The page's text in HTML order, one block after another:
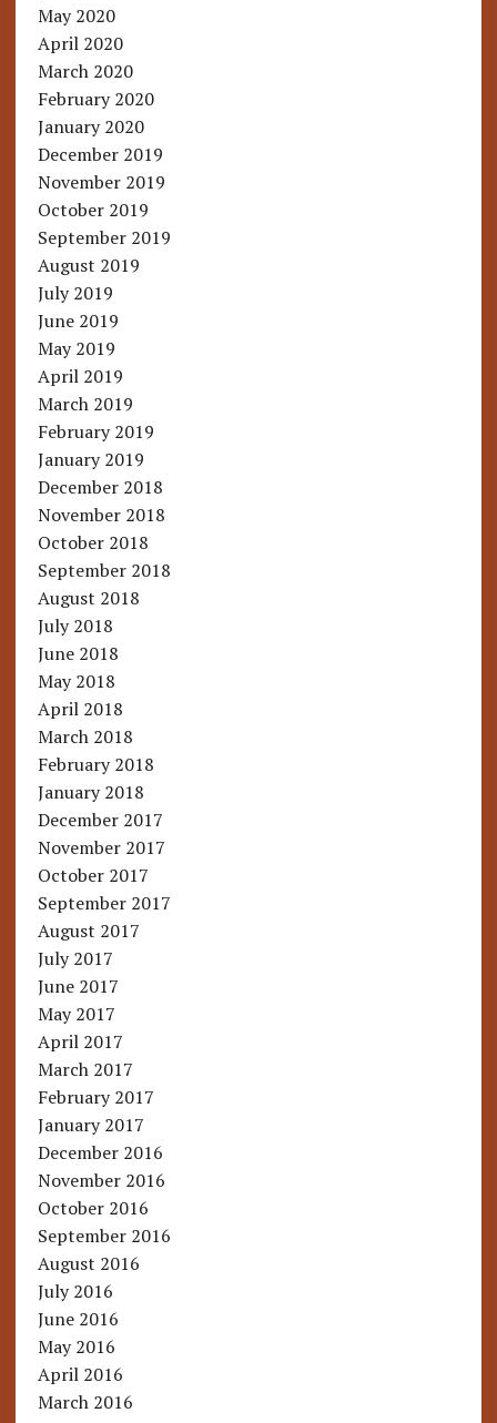
May 2020
April 2020
March 2020
February 2020
January 2020
December 2019
November 2019
October 2019
September 2019
August 2019
July 2019
June 2019
May 2019
April 2019
March 2019
February 2019
January 2019
December 2018
November 2018
October 2018
September 2018
August 2018
July 2018
June 2018
May 2018
April 2018
March 2018
February 2018
January 2018
December 2017
November 2017
October 2017
September 2017
August 2017
July 2017
June 2017
May 2017
April 2017
March 2017
February 2017
January 2017
December 2016
November 2016
October 2016
September 2016
August 2016
July 2016
June 2016
May 2016
April 2016
March 2016